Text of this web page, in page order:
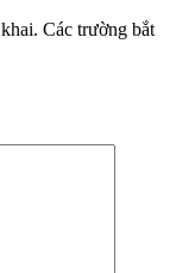
Các trường bắt